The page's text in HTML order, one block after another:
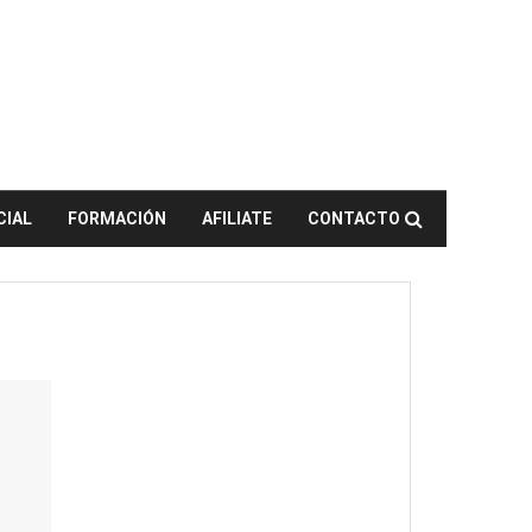
FORMACIÓN AFILIATE CONTACTO